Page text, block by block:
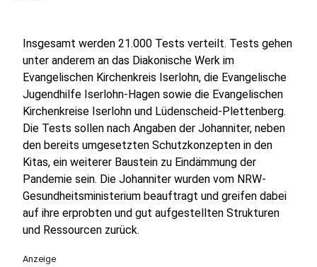
Insgesamt werden 21.000 Tests verteilt. Tests gehen
unter anderem an das Diakonische Werk im
Evangelischen Kirchenkreis Iserlohn, die Evangelische
Jugendhilfe Iserlohn-Hagen sowie die Evangelischen
Kirchenkreise Iserlohn und Lüdenscheid-Plettenberg.
Die Tests sollen nach Angaben der Johanniter, neben
den bereits umgesetzten Schutzkonzepten in den
Kitas, ein weiterer Baustein zu Eindämmung der
Pandemie sein. Die Johanniter wurden vom NRW-
Gesundheitsministerium beauftragt und greifen dabei
auf ihre erprobten und gut aufgestellten Strukturen
und Ressourcen zurück.
Anzeige